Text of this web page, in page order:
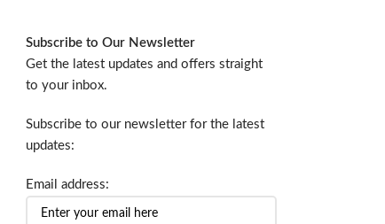
Subscribe to Our Newsletter
Get the latest updates and offers straight
to your inbox.
Subscribe to our newsletter for the latest
updates:
Email address: